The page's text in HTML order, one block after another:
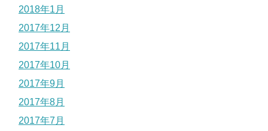
2018年1月
2017年12月
2017年11月
2017年10月
2017年9月
2017年8月
2017年7月